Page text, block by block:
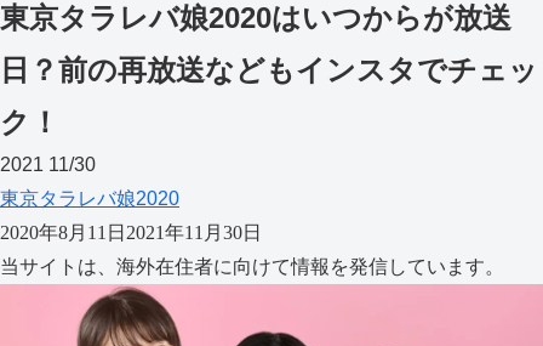
東京タラレバ娘2020はいつからが放送
日？前の再放送などもインスタでチェッ
ク！
2021 11/30
東京タラレバ娘2020
2020年8月11日 2021年11月30日
当サイトは、海外在住者に向けて情報を発信しています。